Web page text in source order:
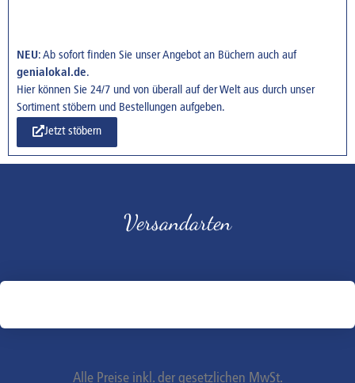
NEU: Ab sofort finden Sie unser Angebot an Büchern auch auf
genialokal.de.
Hier können Sie 24/7 und von überall auf der Welt aus durch unser
Sortiment stöbern und Bestellungen aufgeben.
Jetzt stöbern
Versandarten
Alle Preise inkl. der gesetzlichen MwSt.